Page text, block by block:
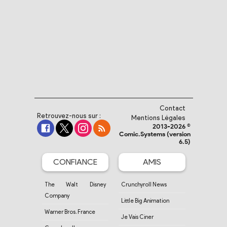
Retrouvez-nous sur :
Contact
Mentions Légales
2013-2026 ©
Comic.Systems (version
6.5)
CONFIANCE
The Walt Disney
Company
Warner Bros. France
AMIS
Crunchyroll News
Little Big Animation
Je Vais Ciner